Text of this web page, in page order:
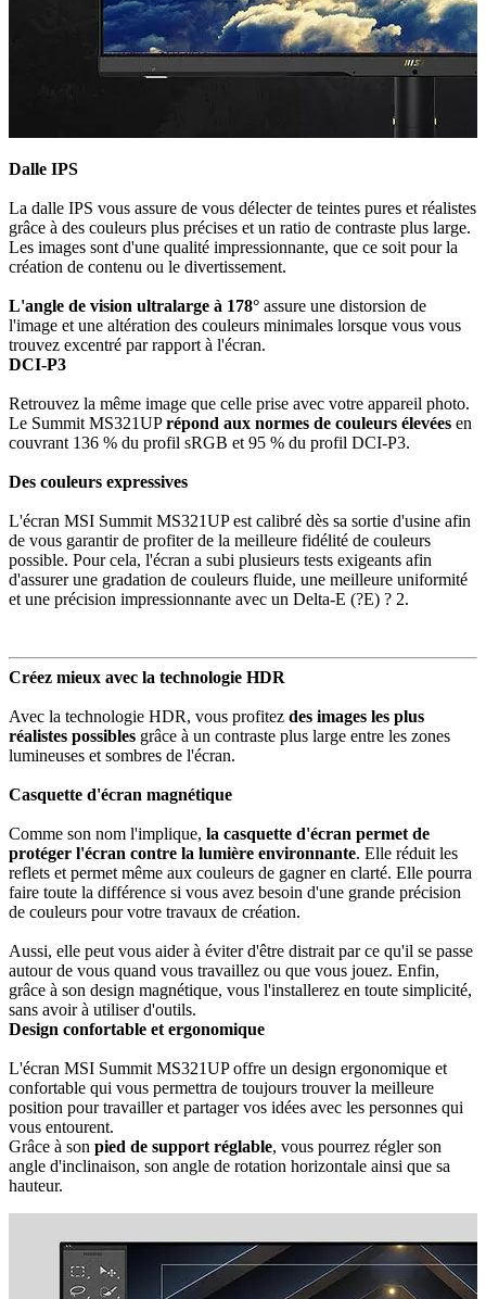
Dalle IPS
La dalle IPS vous assure de vous délecter de teintes pures et réalistes
grâce à des couleurs plus précises et un ratio de contraste plus large.
Les images sont d'une qualité impressionnante, que ce soit pour la
création de contenu ou le divertissement.
L'angle de vision ultralarge à 178° assure une distorsion de
l'image et une altération des couleurs minimales lorsque vous vous
trouvez excentré par rapport à l'écran.
DCI-P3
Retrouvez la même image que celle prise avec votre appareil photo.
Le Summit MS321UPrépond aux normes de couleurs élevées en
couvrant 136 % du profil sRGB et 95 % du profil DCI-P3.
Des couleurs expressives
L'écran MSI Summit MS321UP est calibré dès sa sortie d'usine afin
de vous garantir de profiter de la meilleure fidélité de couleurs
possible. Pour cela, l'écran a subi plusieurs tests exigeants afin
d'assurer une gradation de couleurs fluide, une meilleure uniformité
et une précision impressionnante avec un Delta-E (?E) ? 2.
Créez mieux avec la technologie HDR
Avec la technologie HDR, vous profitez des images les plus
réalistes possibles grâce à un contraste plus large entre les zones
lumineuses et sombres de l'écran.
Casquette d'écran magnétique
Comme son nom l'implique, la casquette d'écran permet de
protéger l'écran contre la lumière environnante. Elle réduit les
reflets et permet même aux couleurs de gagner en clarté. Elle pourra
faire toute la différence si vous avez besoin d'une grande précision
de couleurs pour votre travaux de création.
Aussi, elle peut vous aider à éviter d'être distrait par ce qu'il se passe
autour de vous quand vous travaillez ou que vous jouez. Enfin,
grâce à son design magnétique, vous l'installerez en toute simplicité,
sans avoir à utiliser d'outils.
Design confortable et ergonomique
L'écran MSI Summit MS321UP offre un design ergonomique et
confortable qui vous permettra de toujours trouver la meilleure
position pour travailler et partager vos idées avec les personnes qui
vous entourent.
Grâce à son pied de support réglable, vous pourrez régler son
angle d'inclinaison, son angle de rotation horizontale ainsi que sa
hauteur.